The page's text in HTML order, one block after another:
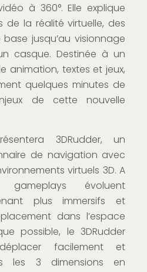
à 360°. Elle explique
de la réalité virtuelle, des
jusqu’au visionnage
casque. Destinée à un
animation, textes et jeux,
quelques minutes de
de cette nouvelle
3DRudder, un
de navigation avec
virtuels 3D. A
évoluent
plus immersifs et
dans l’espace
possible, le 3DRudder
facilement et
les 3 dimensions en